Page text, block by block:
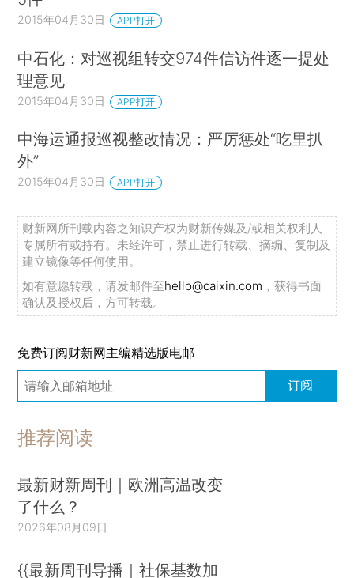
2015年04月30日 APP打开
中石化：对巡视组转交974件信访件逐一提处
理意见
2015年04月30日 APP打开
中海运通报巡视整改情况：严厉惩处“吃里扒
外”
2015年04月30日 APP打开
财新网所刊载内容之知识产权为财新传媒及/或相关权利人
专属所有或持有。未经许可，禁止进行转载、摘编、复制及
建立镜像等任何使用。
如有意愿转载，请发邮件至hello@caixin.com ，获得书面
确认及授权后，方可转载。
免费订阅财新网主编精选版电邮
订阅
推荐阅读
最新财新周刊｜欧洲高温改变
了什么？
2026年08月09日
{{最新周刊导播｜社保基数加